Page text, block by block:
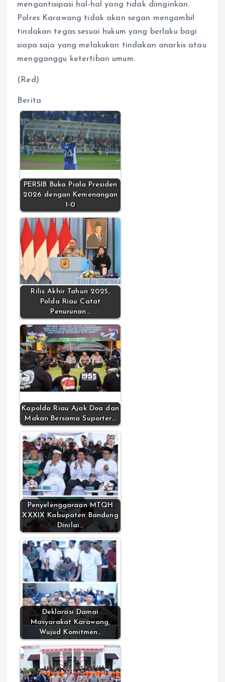
mengantisipasi hal-hal yang tidak diinginkan.
Polres Karawang tidak akan segan mengambil
tindakan tegas sesuai hukum yang berlaku bagi
siapa saja yang melakukan tindakan anarkis atau
mengganggu ketertiban umum.
(Red)
Berita
PERSIB Buka Piala Presiden
2026 dengan Kemenangan
1-0
Rilis Akhir Tahun 2025,
Polda Riau Catat
Penurunan…
Kapolda Riau Ajak Doa dan
Makan Bersama Suporter…
Penyelenggaraan MTQH
XXXIX Kabupaten Bandung
Dinilai…
Deklarasi Damai
Masyarakat Karawang,
Wujud Komitmen…